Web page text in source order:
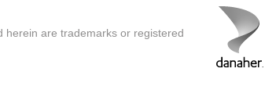
herein are trademarks or registered